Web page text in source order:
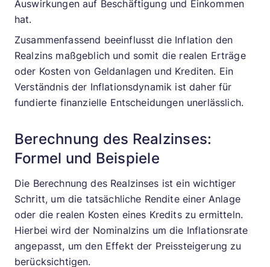
Auswirkungen auf Beschäftigung und Einkommen
hat.
Zusammenfassend beeinflusst die Inflation den
Realzins maßgeblich und somit die realen Erträge
oder Kosten von Geldanlagen und Krediten. Ein
Verständnis der Inflationsdynamik ist daher für
fundierte finanzielle Entscheidungen unerlässlich.
Berechnung des Realzinses:
Formel und Beispiele
Die Berechnung des Realzinses ist ein wichtiger
Schritt, um die tatsächliche Rendite einer Anlage
oder die realen Kosten eines Kredits zu ermitteln.
Hierbei wird der Nominalzins um die Inflationsrate
angepasst, um den Effekt der Preissteigerung zu
berücksichtigen.